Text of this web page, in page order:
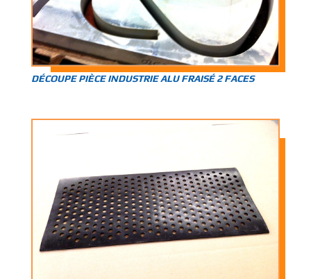
DÉCOUPE PIÈCE INDUSTRIE ALU FRAISÉ 2 FACES